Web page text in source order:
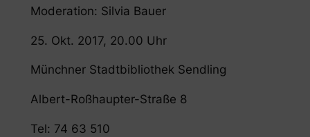
Moderation: Silvia Bauer
25. Okt. 2017, 20.00 Uhr
Münchner Stadtbibliothek Sendling
Albert-Roßhaupter-Straße 8
Tel: 74 63 510